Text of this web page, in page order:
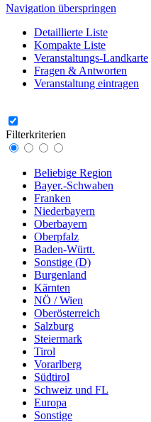
Navigation überspringen
Detaillierte Liste
Kompakte Liste
Veranstaltungs-Landkarte
Fragen & Antworten
Veranstaltung eintragen
Filterkriterien
Beliebige Region
Bayer.-Schwaben
Franken
Niederbayern
Oberbayern
Oberpfalz
Baden-Württ.
Sonstige (D)
Burgenland
Kärnten
NÖ / Wien
Oberösterreich
Salzburg
Steiermark
Tirol
Vorarlberg
Südtirol
Schweiz und FL
Europa
Sonstige